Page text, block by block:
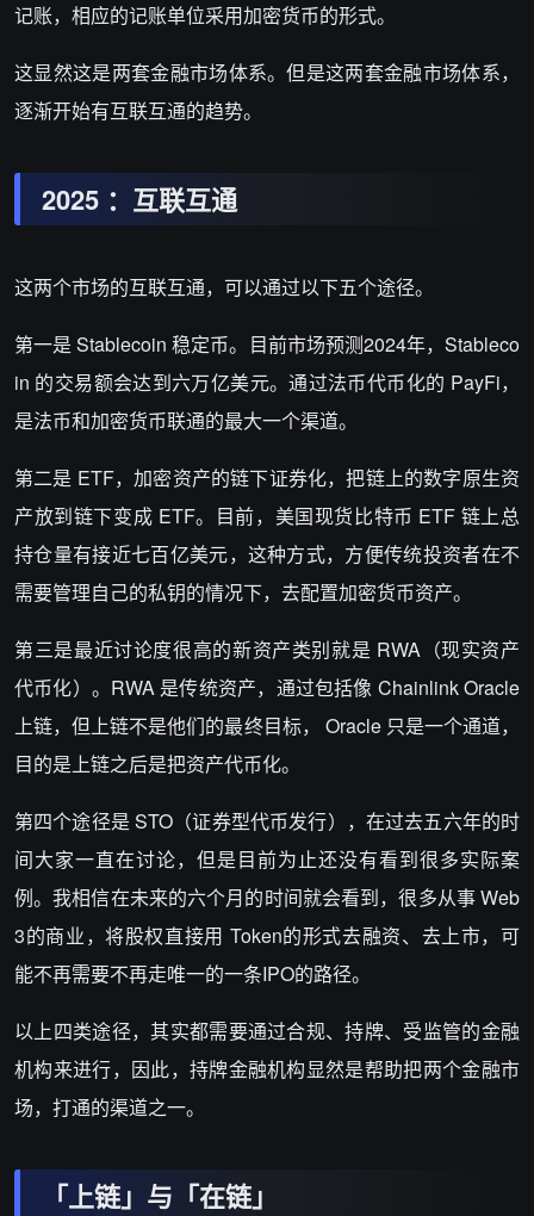
记账，相应的记账单位采用加密货币的形式。
这显然这是两套金融市场体系。但是这两套金融市场体系，
逐渐开始有互联互通的趋势。
2025 ：互联互通
这两个市场的互联互通，可以通过以下五个途径。
第一是 Stablecoin 稳定币。目前市场预测2024年，Stableco
in 的交易额会达到六万亿美元。通过法币代币化的 PayFi，
是法币和加密货币联通的最大一个渠道。
第二是 ETF，加密资产的链下证券化，把链上的数字原生资
产放到链下变成 ETF。目前，美国现货比特币 ETF 链上总
持仓量有接近七百亿美元，这种方式，方便传统投资者在不
需要管理自己的私钥的情况下，去配置加密货币资产。
第三是最近讨论度很高的新资产类别就是 RWA（现实资产
代币化）。RWA 是传统资产，通过包括像 Chainlink Oracle
上链，但上链不是他们的最终目标， Oracle 只是一个通道，
目的是上链之后是把资产代币化。
第四个途径是 STO（证券型代币发行），在过去五六年的时
间大家一直在讨论，但是目前为止还没有看到很多实际案
例。我相信在未来的六个月的时间就会看到，很多从事 Web
3的商业，将股权直接用 Token的形式去融资、去上市，可
能不再需要不再走唯一的一条IPO的路径。
以上四类途径，其实都需要通过合规、持牌、受监管的金融
机构来进行，因此，持牌金融机构显然是帮助把两个金融市
场，打通的渠道之一。
「上链」与「在链」